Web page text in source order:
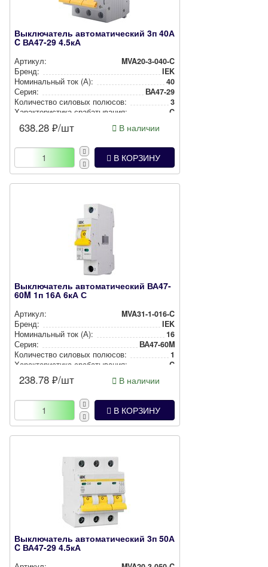
Выключатель автоматический 3п 40А
C ВА47-29 4.5кА
Артикул:
MVA20-3-040-C
Бренд:
IEK
Номи­наль­ный ток (А):
40
Серия:
ВА47-29
Количество силовых полюсов:
3
Харак­те­рис­ти­ка сра­ба­ты­ва­ния:
C
638.28 ₽/шт В наличии
В КОРЗИНУ
Выключатель автоматический ВА47-
60M 1п 16А 6кА С
Артикул:
MVA31-1-016-C
Бренд:
IEK
Номи­наль­ный ток (А):
16
Серия:
ВА47-60M
Количество силовых полюсов:
1
Харак­те­рис­ти­ка сра­ба­ты­ва­ния:
C
238.78 ₽/шт В наличии
В КОРЗИНУ
Выключатель автоматический 3п 50А
C ВА47-29 4.5кА